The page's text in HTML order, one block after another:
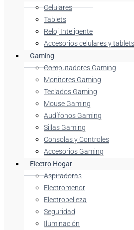
Celulares
Tablets
Reloj Inteligente
Accesorios celulares y tablets
Gaming
Computadores Gaming
Monitores Gaming
Teclados Gaming
Mouse Gaming
Audífonos Gaming
Sillas Gaming
Consolas y Controles
Accesorios Gaming
Electro Hogar
Aspiradoras
Electromenor
Electrobelleza
Seguridad
Iluminación